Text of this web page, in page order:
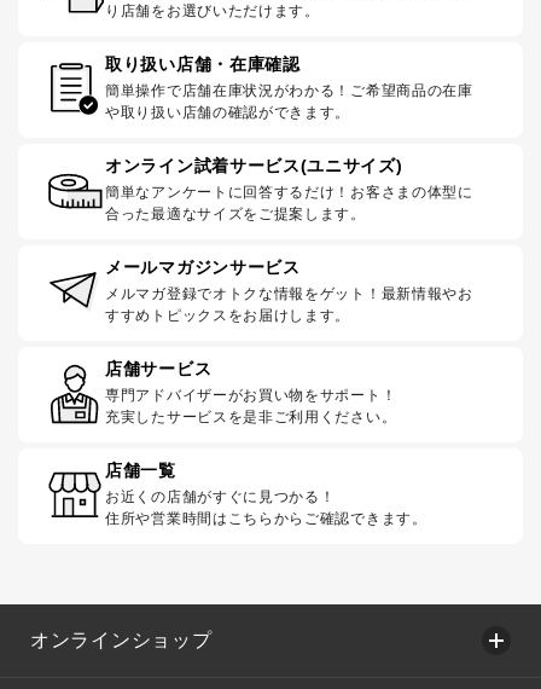
り店舗をお選びいただけます。
取り扱い店舗・在庫確認
簡単操作で店舗在庫状況がわかる！ご希望商品の在庫
や取り扱い店舗の確認ができます。
オンライン試着サービス(ユニサイズ)
簡単なアンケートに回答するだけ！お客さまの体型に
合った最適なサイズをご提案します。
メールマガジンサービス
メルマガ登録でオトクな情報をゲット！最新情報やお
すすめトピックスをお届けします。
店舗サービス
専門アドバイザーがお買い物をサポート！
充実したサービスを是非ご利用ください。
店舗一覧
お近くの店舗がすぐに見つかる！
住所や営業時間はこちらからご確認できます。
オンラインショップ